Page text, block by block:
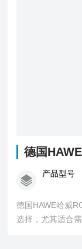
德国
产品型号
德国HAWE哈威
选择，尤其适合